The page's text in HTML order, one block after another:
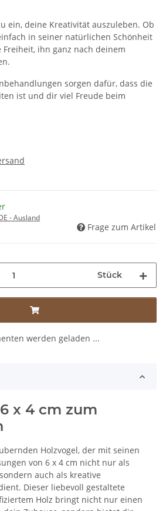
ein, deine Kreativität auszuleben. Ob
in seiner natürlichen Schönheit
Freiheit, ihn ganz nach deinem
sorgen dafür, dass die
ist und dir viel Freude beim
- Ausland
Frage zum Artikel
Stück
werden geladen ...
x 4 cm zum
Holzvogel, der mit seinen
von 6 x 4 cm nicht nur als
auch als kreative
Dieser liebevoll gestaltete
Holz bringt nicht nur einen